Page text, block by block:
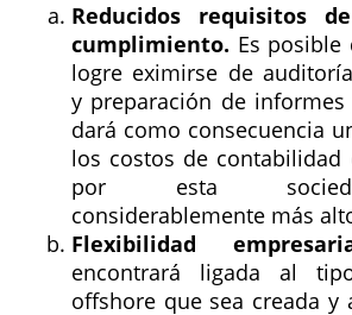
Reducidos requisitos
cumplimiento. Es posible
logre eximirse de
y preparación de informes
dará como consecuencia
los costos de
por esta
considerablemente más
Flexibilidad
encontrará ligada al
offshore que sea creada y